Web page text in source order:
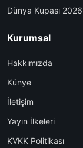
Dünya Kupası 2026
Kurumsal
Hakkımızda
Künye
İletişim
Yayın İlkeleri
KVKK Politikası